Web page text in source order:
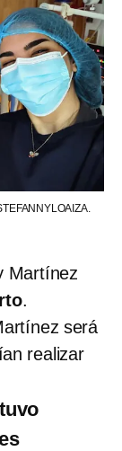
Martínez
.
será
realizar